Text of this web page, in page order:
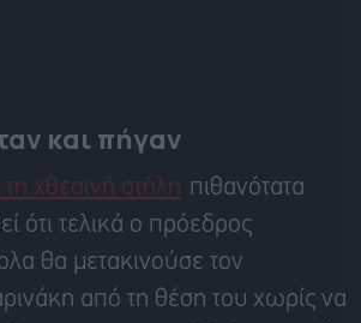
και πήγαν
χθεσινή στήλη πιθανότατα
ότι τελικά ο πρόεδρος
θα μετακινούσε τον
από τη θέση του χωρίς να